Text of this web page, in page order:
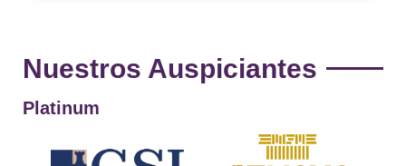
Nuestros Auspiciantes
Platinum